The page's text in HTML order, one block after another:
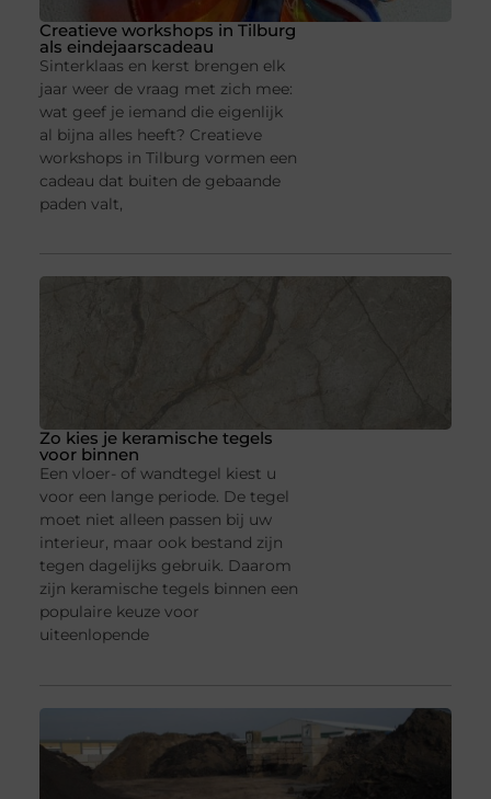
Creatieve workshops in Tilburg
als eindejaarscadeau
Sinterklaas en kerst brengen elk
jaar weer de vraag met zich mee:
wat geef je iemand die eigenlijk
al bijna alles heeft? Creatieve
workshops in Tilburg vormen een
cadeau dat buiten de gebaande
paden valt,
Zo kies je keramische tegels
voor binnen
Een vloer- of wandtegel kiest u
voor een lange periode. De tegel
moet niet alleen passen bij uw
interieur, maar ook bestand zijn
tegen dagelijks gebruik. Daarom
zijn keramische tegels binnen een
populaire keuze voor
uiteenlopende